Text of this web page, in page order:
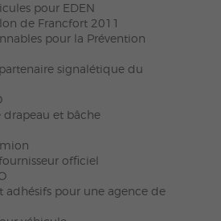
pour EDEN
de Francfort 2011
pour la Prévention
signalétique du
drapeau et bâche
officiel
adhésifs pour une agence de